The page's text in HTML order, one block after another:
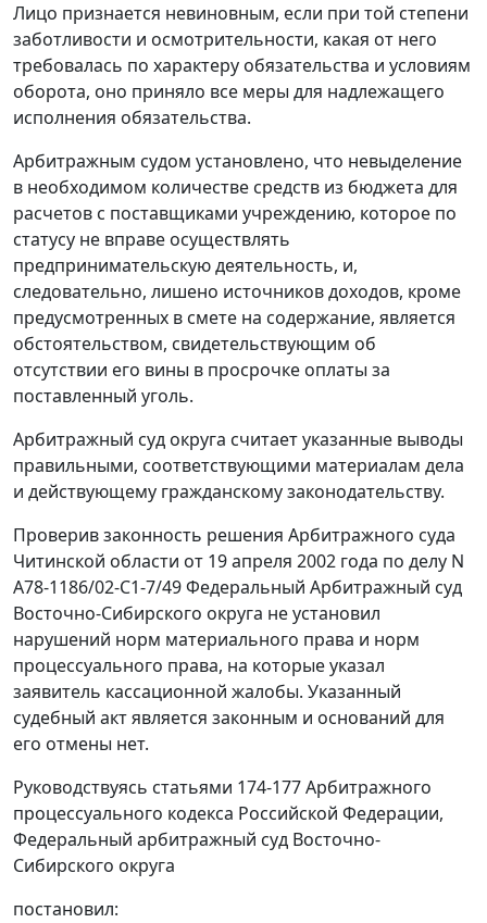
Лицо признается невиновным, если при той степени
заботливости и осмотрительности, какая от него
требовалась по характеру обязательства и условиям
оборота, оно приняло все меры для надлежащего
исполнения обязательства.
Арбитражным судом установлено, что невыделение
в необходимом количестве средств из бюджета для
расчетов с поставщиками учреждению, которое по
статусу не вправе осуществлять
предпринимательскую деятельность, и,
следовательно, лишено источников доходов, кроме
предусмотренных в смете на содержание, является
обстоятельством, свидетельствующим об
отсутствии его вины в просрочке оплаты за
поставленный уголь.
Арбитражный суд округа считает указанные выводы
правильными, соответствующими материалам дела
и действующему гражданскому законодательству.
Проверив законность решения Арбитражного суда
Читинской области от 19 апреля 2002 года по делу N
А78-1186/02-С1-7/49 Федеральный Арбитражный суд
Восточно-Сибирского округа не установил
нарушений норм материального права и норм
процессуального права, на которые указал
заявитель кассационной жалобы. Указанный
судебный акт является законным и оснований для
его отмены нет.
Руководствуясь статьями 174-177Арбитражного
процессуального кодекса Российской Федерации,
Федеральный арбитражный суд Восточно-
Сибирского округа
постановил: